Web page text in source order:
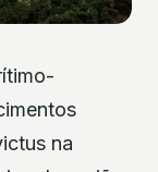
na